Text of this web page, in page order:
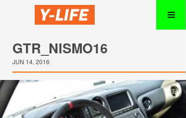
GTR_NISMO16
JUN 14, 2016